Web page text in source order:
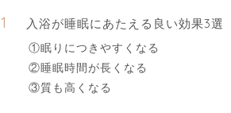
入浴が睡眠にあたえる良い効果3選
①眠りにつきやすくなる
②睡眠時間が長くなる
③質も高くなる